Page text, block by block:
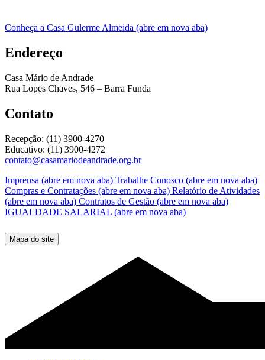
Conheça a Casa Gulerme Almeida (abre em nova aba)
Endereço
Casa Mário de Andrade
Rua Lopes Chaves, 546 – Barra Funda
Contato
Recepção: (11) 3900-4270
Educativo: (11) 3900-4272
contato@casamariodeandrade.org.br
Imprensa (abre em nova aba) Trabalhe Conosco (abre em nova aba)
Compras e Contratações (abre em nova aba) Relatório de Atividades
(abre em nova aba) Contratos de Gestão (abre em nova aba)
IGUALDADE SALARIAL (abre em nova aba)
Mapa do site